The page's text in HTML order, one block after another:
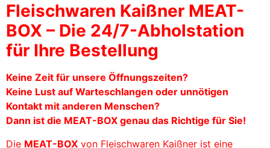
Fleischwaren Kaißner MEAT-
BOX – Die 24/7-Abholstation
für Ihre Bestellung
Keine Zeit für unsere Öffnungszeiten?
Keine Lust auf Warteschlangen oder unnötigen
Kontakt mit anderen Menschen?
Dann ist die MEAT-BOX genau das Richtige für Sie!
Die MEAT-BOX von Fleischwaren Kaißner ist eine